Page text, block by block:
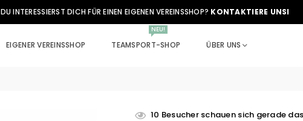
DU INTERESSIERST DICH FÜR EINEN EIGENEN VEREINSSHOP? KONTAKTIERE UNSI
EIGENER VEREINSSHOP TEAMSPORT-SHOP
NEU!
ÜBER UNS
10 Besucher schauen sich gerade